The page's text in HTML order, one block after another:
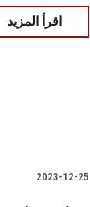
اقرأ المزيد
2023-12-25